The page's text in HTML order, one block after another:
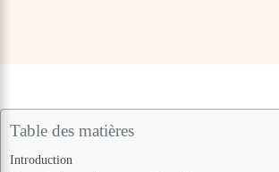
Table des matières
Introduction